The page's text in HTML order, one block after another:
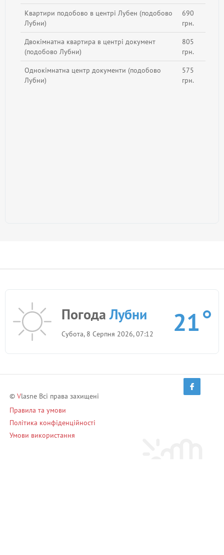
Квартири подобово в центрі Лубен (подобово
Лубни)
690
грн.
Двокімнатна квартира в центрі документ
(подобово Лубни)
805
грн.
Однокімнатна центр документи (подобово
Лубни)
575
грн.
ПогодаЛубни
Субота, 8 Серпня 2026, 07:12 21
© Vlasne Всі права захищені
Правила та умови
Політика конфіденційності
Умови використання